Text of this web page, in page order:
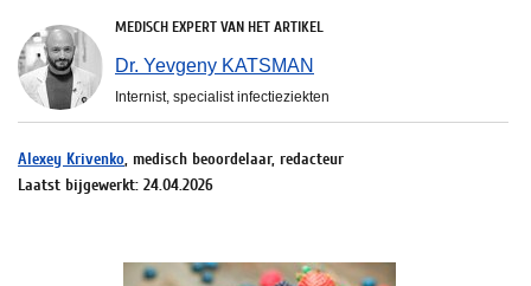
MEDISCH EXPERT VAN HET ARTIKEL
Dr. Yevgeny KATSMAN
Internist, specialist infectieziekten
Alexey Krivenko, medisch beoordelaar, redacteur
Laatst bijgewerkt: 24.04.2026